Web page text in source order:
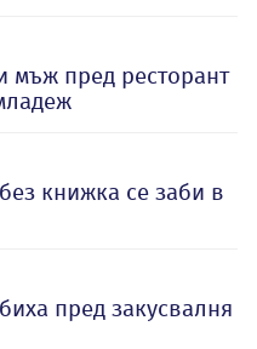
мъж пред ресторант
книжка се заби в
пред закусвалня